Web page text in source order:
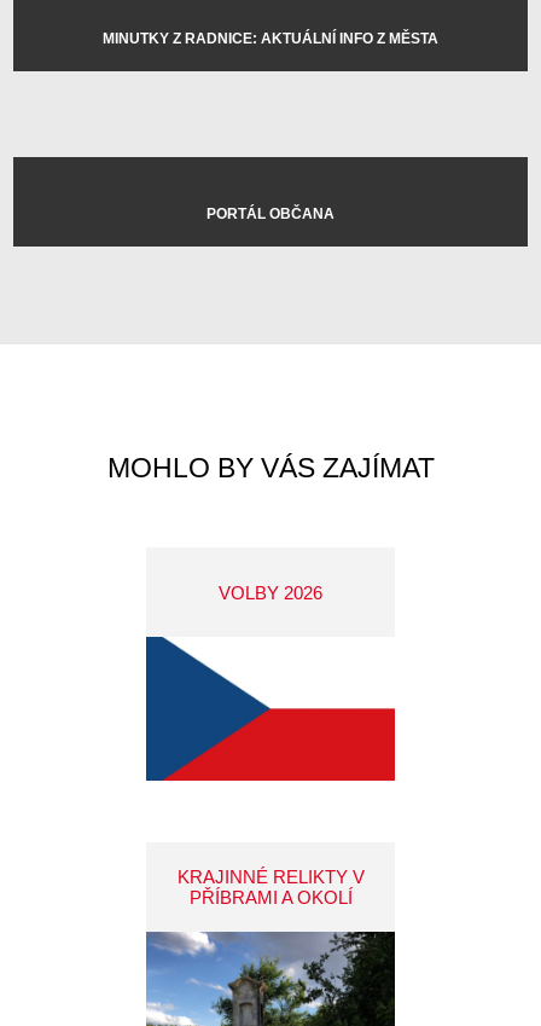
MINUTKY Z RADNICE: AKTUÁLNÍ INFO Z MĚSTA
PORTÁL OBČANA
MOHLO BY VÁS ZAJÍMAT
VOLBY 2026
KRAJINNÉ RELIKTY V
PŘÍBRAMI A OKOLÍ